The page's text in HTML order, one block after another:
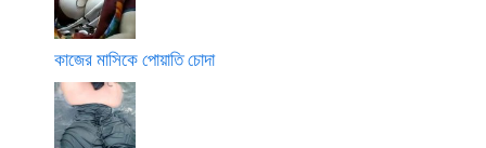
কাজের মাসিকে পোয়াতি চোদা